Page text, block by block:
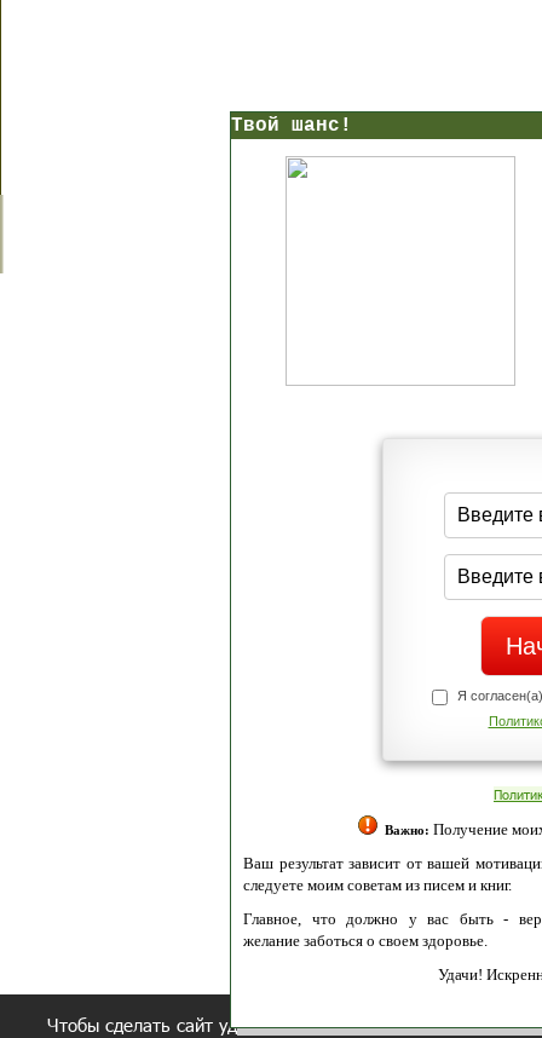
Твой шанс!
Я
Важно: Получение
Ваш результат зависит от вашей
следуете моим советам из писем и книг.
Главное, что должно у вас быть -
желание заботься о своем здоровье.
Удачи!
Чтобы сделать сайт удобнее, осуществляется обработка